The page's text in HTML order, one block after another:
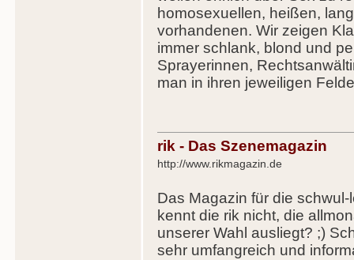
homosexuellen, heißen,
vorhandenen. Wir zeigen
immer schlank, blond und
Sprayerinnen,
man in ihren jeweiligen
rik - Das Szenemagazin
http://www.rikmagazin.de
Das Magazin für die
kennt die rik nicht, die
unserer Wahl ausliegt? ;)
sehr umfangreich und